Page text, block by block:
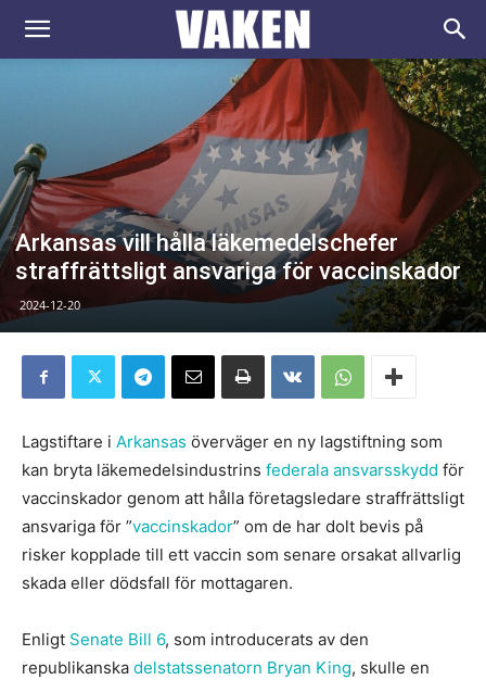
VAKEN.se
Arkansas vill hålla läkemedelschefer
straffrättsligt ansvariga för vaccinskador
2024-12-20
Lagstiftare i Arkansas överväger en ny lagstiftning som
kan bryta läkemedelsindustrins federala ansvarsskydd för
vaccinskador genom att hålla företagsledare straffrättsligt
ansvariga för ”vaccinskador” om de har dolt bevis på
risker kopplade till ett vaccin som senare orsakat allvarlig
skada eller dödsfall för mottagaren.
Enligt Senate Bill 6, som introducerats av den
republikanska delstatssenatorn Bryan King, skulle en